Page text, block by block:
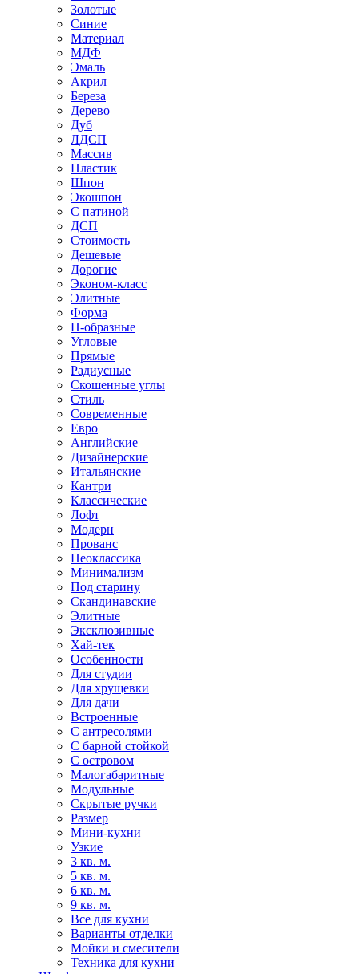
Золотые
Синие
Материал
МДФ
Эмаль
Акрил
Береза
Дерево
Дуб
ЛДСП
Массив
Пластик
Шпон
Экошпон
С патиной
ДСП
Стоимость
Дешевые
Дорогие
Эконом-класс
Элитные
Форма
П-образные
Угловые
Прямые
Радиусные
Скошенные углы
Стиль
Современные
Евро
Английские
Дизайнерские
Итальянские
Кантри
Классические
Лофт
Модерн
Прованс
Неоклассика
Минимализм
Под старину
Скандинавские
Элитные
Эксклюзивные
Хай-тек
Особенности
Для студии
Для хрущевки
Для дачи
Встроенные
С антресолями
С барной стойкой
С островом
Малогабаритные
Модульные
Скрытые ручки
Размер
Мини-кухни
Узкие
3 кв. м.
5 кв. м.
6 кв. м.
9 кв. м.
Все для кухни
Варианты отделки
Мойки и смесители
Техника для кухни